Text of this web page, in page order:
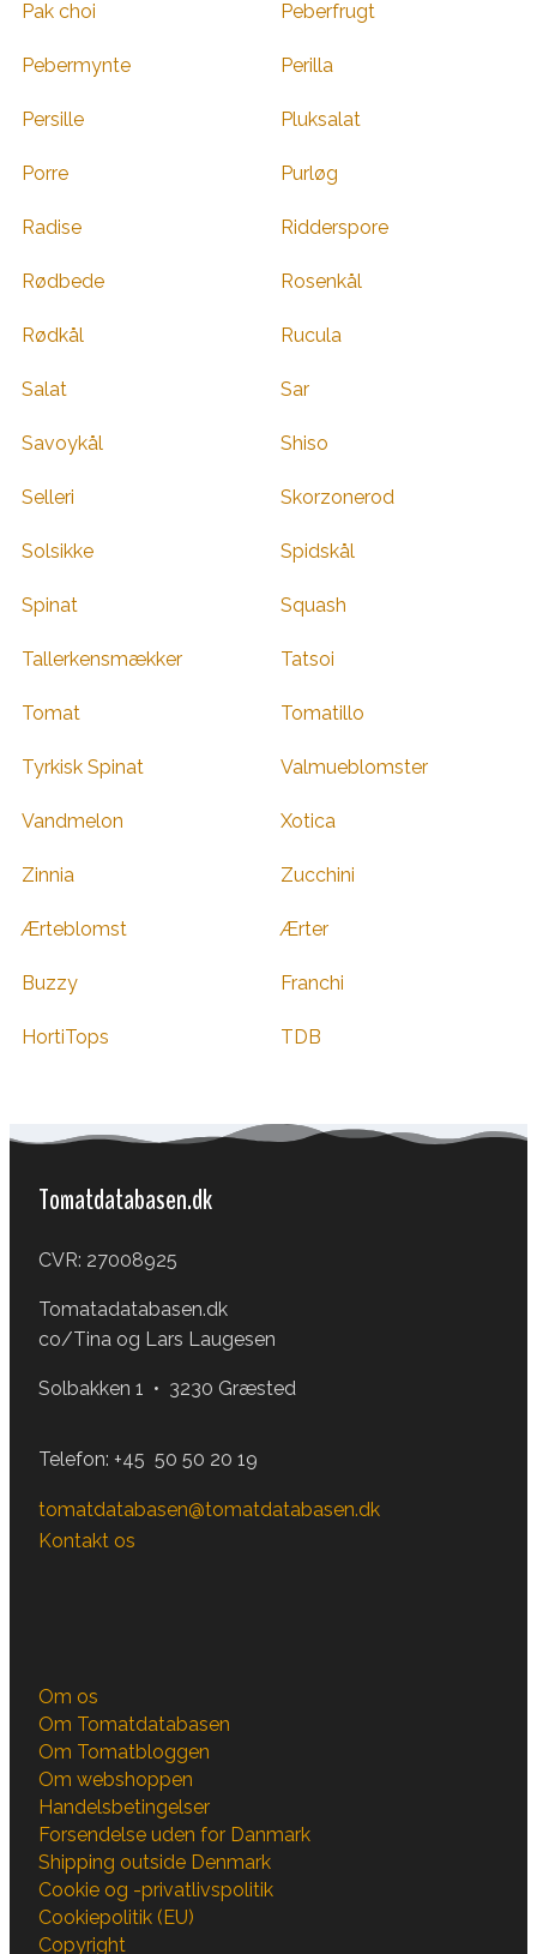
Pak choi Peberfrugt
Pebermynte Perilla
Persille Pluksalat
Porre Purløg
Radise Ridderspore
Rødbede Rosenkål
Rødkål Rucula
Salat Sar
Savoykål Shiso
Selleri Skorzonerod
Solsikke Spidskål
Spinat Squash
Tallerkensmækker Tatsoi
Tomat Tomatillo
Tyrkisk Spinat Valmueblomster
Vandmelon Xotica
Zinnia Zucchini
Ærteblomst Ærter
Buzzy Franchi
HortiTops TDB
Tomatdatabasen.dk
CVR: 27008925
Tomatadatabasen.dk
co/Tina og Lars Laugesen
Solbakken 1 • 3230 Græsted
Telefon: +45 50 50 20 19
tomatdatabasen@tomatdatabasen.dk
Kontakt os
Om os
Om Tomatdatabasen
Om Tomatbloggen
Om webshoppen
Handelsbetingelser
Forsendelse uden for Danmark
Shipping outside Denmark
Cookie og -privatlivspolitik
Cookiepolitik (EU)
Copyright